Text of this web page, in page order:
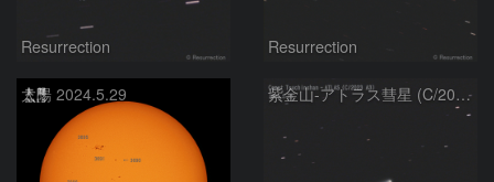
Resurrection Resurrection
太陽 2024.5.29 紫金山-アトラス彗星 (C/2023 A3) 2024.5.25